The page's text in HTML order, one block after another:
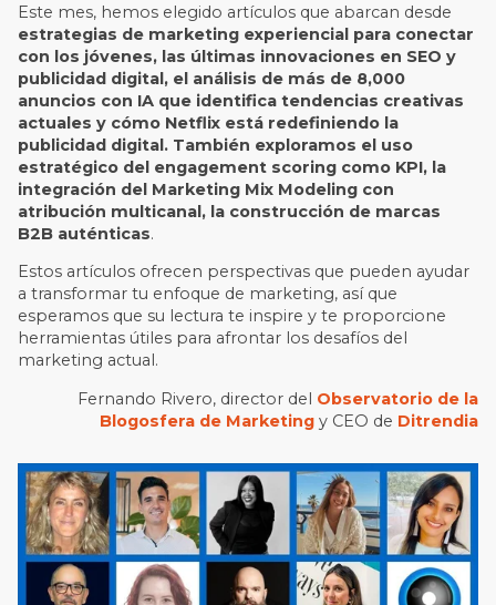
Este mes, hemos elegido artículos que abarcan desde
estrategias de marketing experiencial para conectar
con los jóvenes, las últimas innovaciones en SEO y
publicidad digital, el análisis de más de 8,000
anuncios con IA que identifica tendencias creativas
actuales y cómo Netflix está redefiniendo la
publicidad digital. También exploramos el uso
estratégico del engagement scoring como KPI, la
integración del Marketing Mix Modeling con
atribución multicanal, la construcción de marcas
B2B auténticas.
Estos artículos ofrecen perspectivas que pueden ayudar
a transformar tu enfoque de marketing, así que
esperamos que su lectura te inspire y te proporcione
herramientas útiles para afrontar los desafíos del
marketing actual.
Fernando Rivero, director del Observatorio de la
Blogosfera de Marketingy CEO de Ditrendia